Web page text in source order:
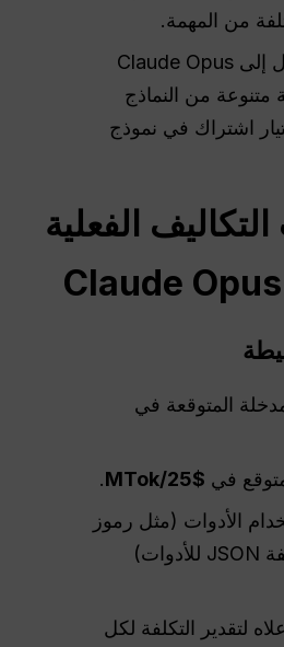
من المهمة.
وهذا يعزز قيمة الوصول إلى Claude Opus
متنوعة من النماذج
اشتراك في نموذج
الفعلية
المتوقعة في
في $25/MTok
.
الأدوات (مثل رموز
مطالبات النظام أو تكلفة JSON للأدوات)
لتقدير التكلفة لكل